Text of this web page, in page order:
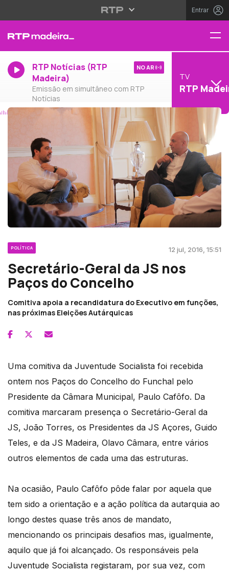
Entrar
RTP Notícias (RTP
Madeira)
Emissão em simultâneo com RTP
Notícias
NO AR
TV
RTP
POLÍTICA 12 jul, 2016, 15:51
Secretário-Geral da JS nos
Paços do Concelho
Comitiva apoia a recandidatura do Executivo em funções,
nas próximas Eleições Autárquicas
Uma comitiva da Juventude Socialista foi recebida
ontem nos Paços do Concelho do Funchal pelo
Presidente da Câmara Municipal, Paulo Cafôfo. Da
comitiva marcaram presença o Secretário-Geral da
JS, João Torres, os Presidentes da JS Açores, Guido
Teles, e da JS Madeira, Olavo Câmara, entre vários
outros elementos de cada uma das estruturas.
Na ocasião, Paulo Cafôfo pôde falar por aquela que
tem sido a orientação e a ação política da autarquia ao
longo destes quase três anos de mandato,
mencionando os principais desafios mas, igualmente,
aquilo que já foi alcançado. Os responsáveis pela
Juventude Socialista registaram, por sua vez, com